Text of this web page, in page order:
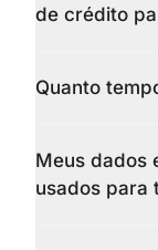
de crédito
Quanto
Meus dados
usados para